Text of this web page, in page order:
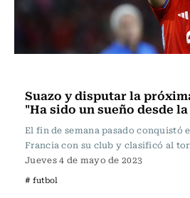
Suazo y disputar la
"Ha sido un sueño desde
El fin de semana pasado conquistó
Francia con su club y clasificó al
Jueves 4 de mayo de 2023
# futbol